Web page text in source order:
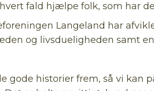
fald hjælpe folk, som har
Langeland har
og livsdueligheden samt
gode historier frem, så vi